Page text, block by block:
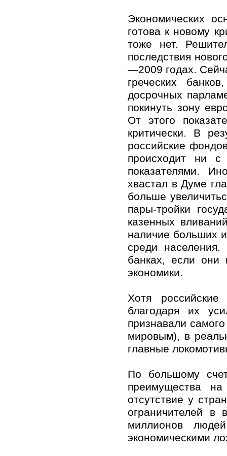
Экономических
готова к новому
тоже нет.
последствия
—2009 годах.
греческих
досрочных
покинуть зону
От этого
критически. В
российские
происходит ни с
показателями.
хвастал в Думе
больше
пары-тройки
казенных
наличие больших
среди
банках, если они
экономики.
Хотя
благодаря их
признавали
мировым), в
главные
По большому
преимущества на
отсутствие у
ограничителей в
миллионов
экономическими